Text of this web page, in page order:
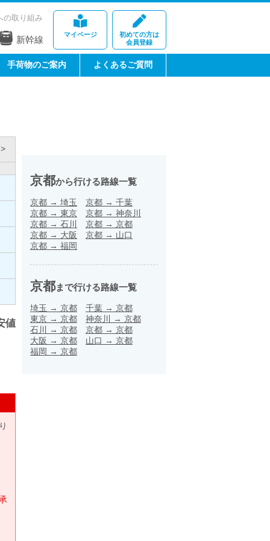
マイページ
初めての方は
会員登録
の取り組み
新幹線
手荷物のご案内 よくあるご質問
値
京都から行ける路線一覧
京都 → 埼玉 京都 → 千葉
京都 → 東京 京都 → 神奈川
京都 → 石川 京都 → 京都
京都 → 大阪 京都 → 山口
京都 → 福岡
京都まで行ける路線一覧
埼玉 → 京都 千葉 → 京都
東京 → 京都 神奈川 → 京都
石川
→ 京都 京都 → 京都
大阪 → 京都 山口 → 京都
福岡 → 京都